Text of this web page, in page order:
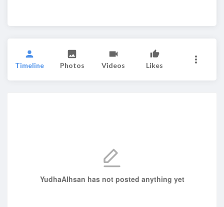
Timeline Photos Videos Likes
YudhaAIhsan has not posted anything yet